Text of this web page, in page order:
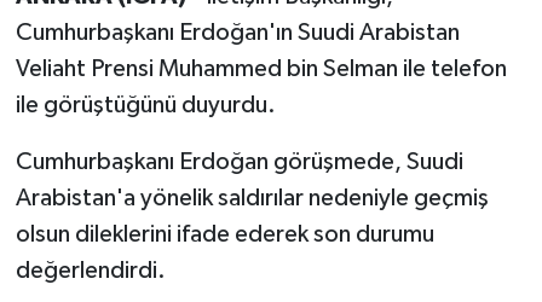
Cumhurbaşkanı Erdoğan'ın Suudi Arabistan
Veliaht Prensi Muhammed bin Selman ile telefon
ile görüştüğünü duyurdu.
Cumhurbaşkanı Erdoğan görüşmede, Suudi
Arabistan'a yönelik saldırılar nedeniyle geçmiş
olsun dileklerini ifade ederek son durumu
değerlendirdi.